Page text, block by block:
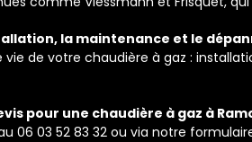
la maintenance et le
vie de votre chaudière à gaz :
pour une chaudière à gaz à
03 52 83 32 ou via notre